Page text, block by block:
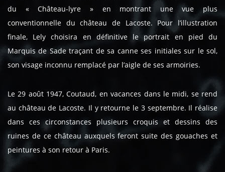
du « Château-lyre » en montrant une vue plus
conventionnelle du château de Lacoste. Pour l’illustration
finale, Lely choisira en définitive le portrait en pied du
Marquis de Sade traçant de sa canne ses initiales sur le sol,
son visage inconnu remplacé par l’aigle de ses armoiries.
Le 29 août 1947, Coutaud, en vacances dans le midi, se rend
au château de Lacoste. Il y retourne le 3 septembre. Il réalise
dans ces circonstances plusieurs croquis et dessins des
ruines de ce château auxquels feront suite des gouaches et
peintures à son retour à Paris.